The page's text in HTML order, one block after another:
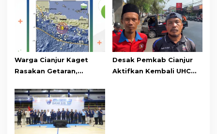
Warga Cianjur Kaget
Rasakan Getaran,
Berpusat di
Pangandaran
Desak Pemkab Cianjur
Aktifkan Kembali UHC